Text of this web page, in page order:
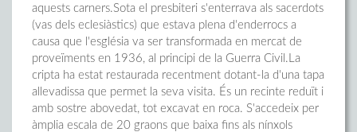
aquests carners.Sota el presbiteri s'enterrava als sacerdots
(vas dels eclesiàstics) que estava plena d'enderrocs a
causa que l'església va ser transformada en mercat de
proveïments en 1936, al principi de la Guerra Civil.La
cripta ha estat restaurada recentment dotant-la d'una tapa
allevadissa que permet la seva visita. És un recinte reduït i
amb sostre abovedat, tot excavat en roca. S'accedeix per
àmplia escala de 20 graons que baixa fins als nínxols